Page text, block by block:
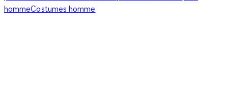
hommeCostumes homme